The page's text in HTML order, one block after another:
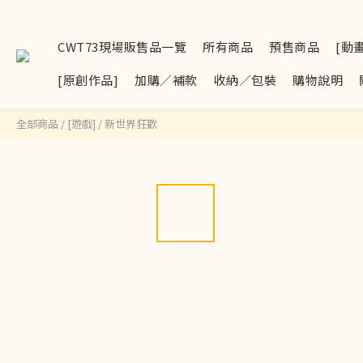
CWT73現場販售品一覽 所有商品 預售商品
[動
[原創作品]
加購／補款 收納／包裝 購物說明
全部商品 / [遊戲] /新世界狂歡